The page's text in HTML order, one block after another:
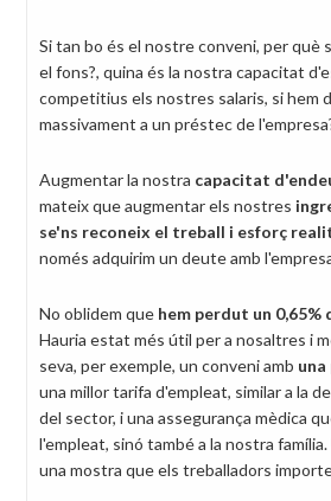
Si tan bo és el nostre conveni, per què
el fons?, quina és la nostra capacitat
competitius els nostres salaris, si hem
massivament a un préstec de
Augmentar la nostra capacitat
mateix que augmentar els nostres
se'ns reconeix el treball i esforç
només adquirim un deute amb
No oblidem que hem perdut un
Hauria estat més útil per a nosaltres i
seva, per exemple, un conveni amb
una millor tarifa d'empleat, similar a la
del sector, i una assegurança mèdica
l'empleat, sinó també a la nostra
una mostra que els treballadors